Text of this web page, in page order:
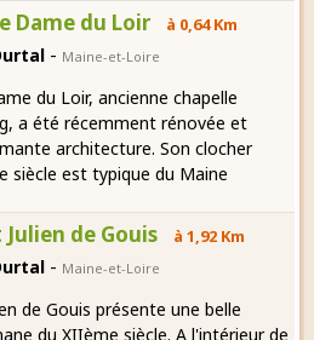
Dame du Loir à 0,64 Km
- Maine-et-Loire
du Loir, ancienne chapelle
a été récemment rénovée et
architecture. Son clocher
siècle est typique du Maine
de Gouis à 1,92 Km
- Maine-et-Loire
de Gouis présente une belle
du XIIème siècle. A l'intérieur de